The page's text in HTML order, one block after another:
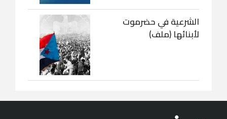
الشرعية في حضرموت
لأبنائها (ملف)